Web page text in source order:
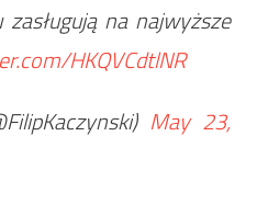
na najwyższe
HKQVCdtlNR
May 23,